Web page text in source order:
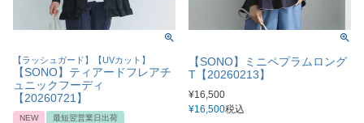
【ラッシュガード】【UVカット】
【SONO】ティアードフレアチ
ュニックフーディ
【20260721】
NEW 最短翌営業日出荷
【SONO】ミニペプラムロング
T【20260213】
¥16,500
¥16,500税込